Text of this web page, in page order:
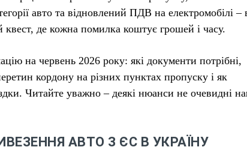
авто та відновлений ПДВ на електромобілі –
квест, де кожна помилка коштує грошей і часу.
на червень 2026 року: які документи потрібні,
кордону на різних пунктах пропуску і як
Читайте уважно – деякі нюанси не очевидні
АВТО З ЄС В УКРАЇНУ